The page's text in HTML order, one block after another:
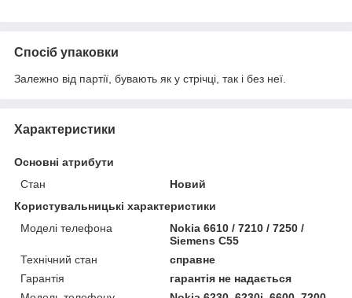
Спосіб упаковки
Залежно від партії, бувають як у стрічці, так і без неї.
Характеристики
Основні атрибути
Стан
Новий
Користувальницькі характеристики
Моделі телефона
Nokia 6610 / 7210 / 7250 /
Siemens C55
Технічний стан
справне
Гарантія
гарантія не надається